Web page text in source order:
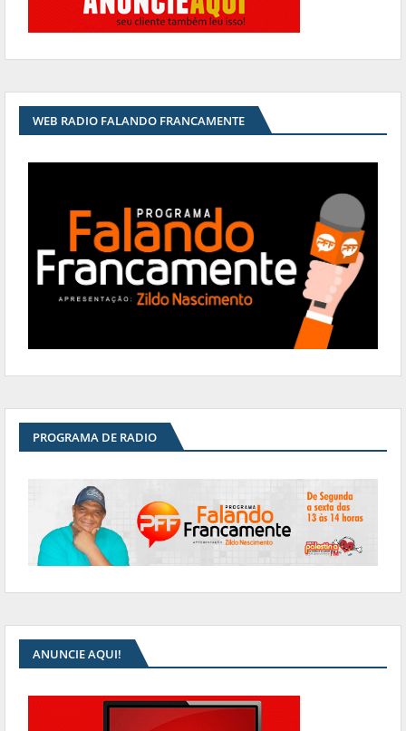
WEB RADIO FALANDO FRANCAMENTE
PROGRAMA DE RADIO
ANUNCIE AQUI!